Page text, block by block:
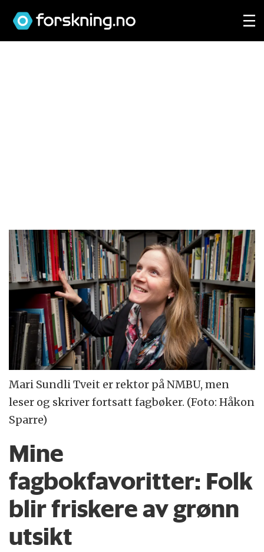
Mari Sundli Tveit er rektor på NMBU, men
leser og skriver fortsatt fagbøker. (Foto: Håkon
Sparre)
Mine
fagbokfavoritter: Folk
blir friskere av grønn
utsikt